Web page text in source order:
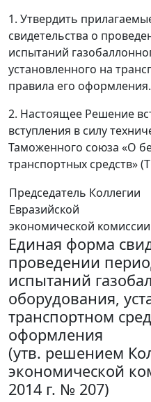
1. Утвердить
свидетельства о
испытаний
установленного на
правила его оформления.
2. Настоящее Решение
вступления в силу
Таможенного союза «О
транспортных средств»
Председатель Коллегии
Евразийской
экономической комиссии
Единая форма
проведении
испытаний
оборудования,
транспортном
оформления
(утв. решением
экономической
2014 г. № 207)